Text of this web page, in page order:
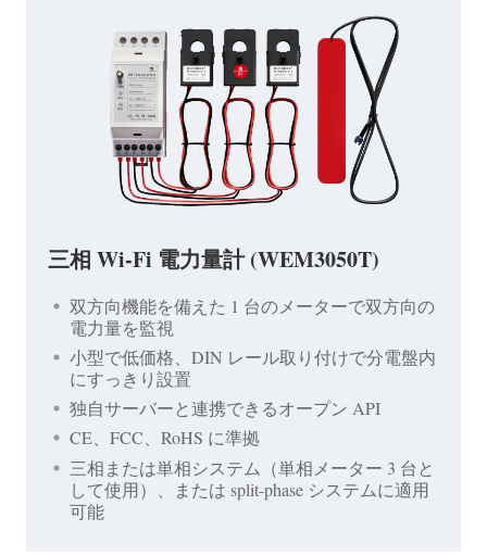
三相 Wi-Fi 電力量計 (WEM3050T)
双方向機能を備えた 1 台のメーターで双方向の
電力量を監視
小型で低価格、DIN レール取り付けで分電盤内
にすっきり設置
独自サーバーと連携できるオープン API
CE、FCC、RoHS に準拠
三相または単相システム（単相メーター 3 台と
して使用）、または split-phase システムに適用
可能